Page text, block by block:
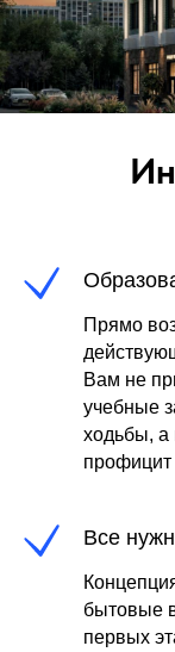
Прямо
Вам не
учебные
ходьбы, а
профицит
Все
бытовые
первых